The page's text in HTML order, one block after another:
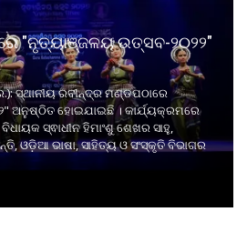
"ନୃତ୍ୟାଞ୍ଜଳୟ ଉତ୍ସବ-୨୦୨୨"
ସ୍ଥାନୀୟ ରବୀନ୍ଦ୍ର ମଣ୍ଡପଠାରେ
ଅନୁଷ୍ଠିତ ହୋଇଯାଇଛି । କାର୍ଯ୍ୟକ୍ରମରେ
ସ୍ଵାଧୀନ ହିମାଂଶୁ ଶେଖର ସାହୁ,
ଓଡ଼ିଆ ଭାଷା, ସାହିତ୍ୟ ଓ ସଂସ୍କୃତି ବିଭାଗର